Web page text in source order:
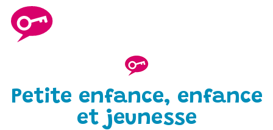
Petite enfance, enfance
et jeunesse